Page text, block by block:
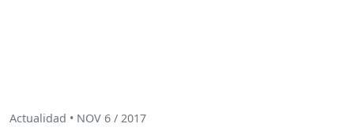
Actualidad • NOV 6 / 2017